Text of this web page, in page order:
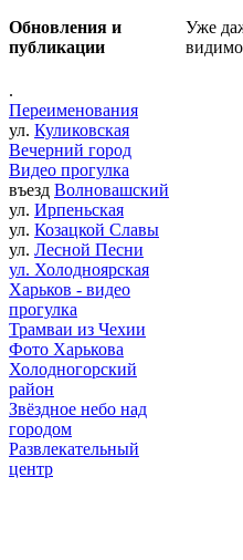
Обновления и
публикации
.
Переименования
ул. Куликовская
Вечерний город
Видео прогулка
въезд Волновашский
ул. Ирпеньская
ул. Козацкой Славы
ул. Лесной Песни
ул. Холодноярская
Харьков - видео
прогулка
Трамваи из Чехии
Фото Харькова
Холодногорский
район
Звёздное небо над
городом
Развлекательный
центр
Уже